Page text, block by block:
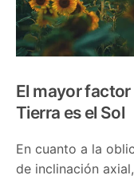
El mayor
Tierra es el Sol
En cuanto a la
de inclinación